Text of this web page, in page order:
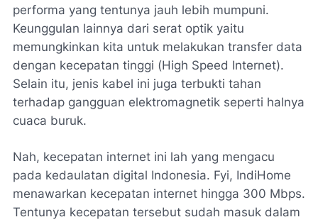
performa yang tentunya jauh lebih mumpuni.
Keunggulan lainnya dari serat optik yaitu
memungkinkan kita untuk melakukan transfer data
dengan kecepatan tinggi (High Speed Internet).
Selain itu, jenis kabel ini juga terbukti tahan
terhadap gangguan elektromagnetik seperti halnya
cuaca buruk.
Nah, kecepatan internet ini lah yang mengacu
pada kedaulatan digital Indonesia. Fyi, IndiHome
menawarkan kecepatan internet hingga 300 Mbps.
Tentunya kecepatan tersebut sudah masuk dalam